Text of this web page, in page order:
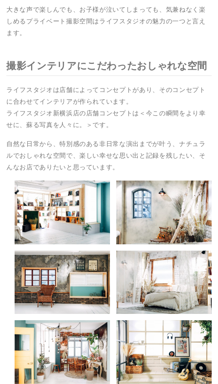
大きな声で楽しんでも、お子様が泣いてしまっても、気兼ねなく楽
しめるプライベート撮影空間はライフスタジオの魅力の一つと言え
ます。
撮影インテリアにこだわったおしゃれな空間
ライフスタジオは店舗によってコンセプトがあり、そのコンセプト
に合わせてインテリアが作られています。
ライフスタジオ新横浜店の店舗コンセプトは＜今この瞬間をより幸
せに、蘇る写真を人々に。＞です。
自然な日常から、特別感のある非日常な演出までが叶う、ナチュラ
ルでおしゃれな空間で、楽しい幸せな思い出と記録を残したい、そ
んなお店でありたいと思っています。